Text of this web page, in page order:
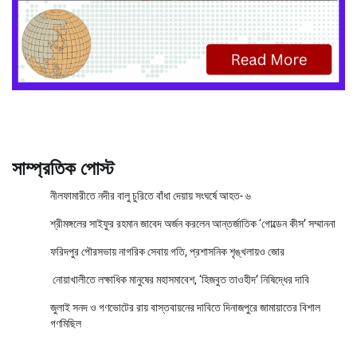
সাম্প্রতিক পোস্ট
নীলফামারীতে নদীর বালু চুরিতে বাঁধা দেয়ায় সংঘর্ষে আহত- ৬
শ্রীমঙ্গলের সাইফুর রহমান জাবেদ অর্জন করলেন আন্তর্জাতিক ‘গোল্ডেন কীস’ সম্মাননা
ফরিদপুর পৌরসভায় নাগরিক সেবায় গতি, প্রশাসনিক শৃঙ্খলায়ও জোর
নোয়াখালীতে লক্ষাধিক মানুষের মহাসমাবেশ, ‘হিজবুত তাওহীদ’ নিষিদ্ধের দাবি
জুলাই সনদ ও গণভোটের রায় বাস্তবায়নের দাবিতে দিনাজপুরে জামায়াতের বিশাল
গণমিছিল